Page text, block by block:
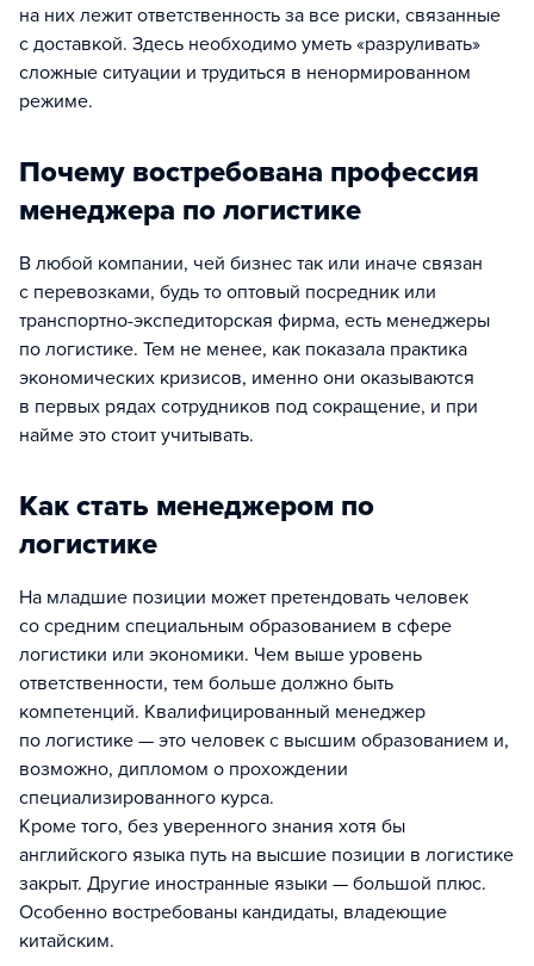
на них лежит ответственность за все риски, связанные
с доставкой. Здесь необходимо уметь «разруливать»
сложные ситуации и трудиться в ненормированном
режиме.
Почему востребована профессия
менеджера по логистике
В любой компании, чей бизнес так или иначе связан
с перевозками, будь то оптовый посредник или
транспортно-экспедиторская фирма, есть менеджеры
по логистике. Тем не менее, как показала практика
экономических кризисов, именно они оказываются
в первых рядах сотрудников под сокращение, и при
найме это стоит учитывать.
Как стать менеджером по
логистике
На младшие позиции может претендовать человек
со средним специальным образованием в сфере
логистики или экономики. Чем выше уровень
ответственности, тем больше должно быть
компетенций. Квалифицированный менеджер
по логистике — это человек с высшим образованием и,
возможно, дипломом о прохождении
специализированного курса.
Кроме того, без уверенного знания хотя бы
английского языка путь на высшие позиции в логистике
закрыт. Другие иностранные языки — большой плюс.
Особенно востребованы кандидаты, владеющие
китайским.